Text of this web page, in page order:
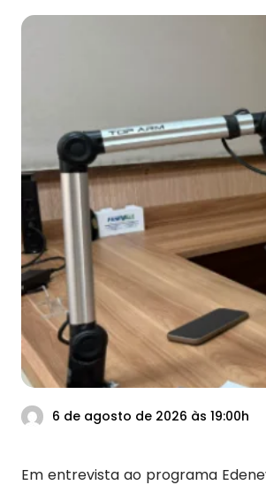
6 de agosto de 2026 às 19:00h
Em entrevista ao programa